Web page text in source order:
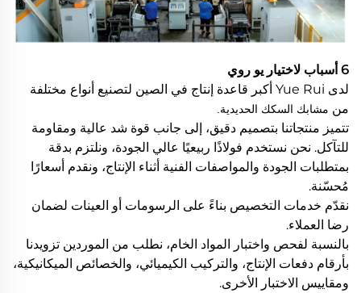
6 أسباب لاختيار يو روي
لدى Yue Rui أكبر قاعدة إنتاج في الصين لتصنيع أنواع مختلفة
من مشابك السكك الحديدية.
تتميز منتجاتنا بتصميم دقيق، إلى جانب قوة شد عالية ومقاومة
للتآكل. نحن نستخدم فولاذًا ربيعيًا عالي الجودة، ونلتزم بدقة
بمتطلبات الجودة والمواصفات الفنية أثناء الإنتاج، ونقدم أسعارًا
مُحسّنة.
نقدّم خدمات التخصيص بناءً على الرسومات أو العينات لضمان
رضا العملاء.
بالنسبة لفحص واختبار المواد الخام، نطلب من الموردين تزويدنا
بأرقام دفعات الإنتاج، والتركيب الكيميائي، والخصائص الميكانيكية،
ومقاييس الاختبار الأخرى.